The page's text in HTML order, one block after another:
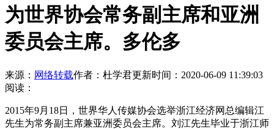
为世界协会常务副主席和亚洲
委员会主席。多伦多
来源： 网络转载作者：杜学君更新时间：2020-06-09 11:39:03
阅读：
2015年9月18日，世界华人传媒协会选举浙江经济网总编辑江
先生为常务副主席兼亚洲委员会主席。刘江先生毕业于浙江师